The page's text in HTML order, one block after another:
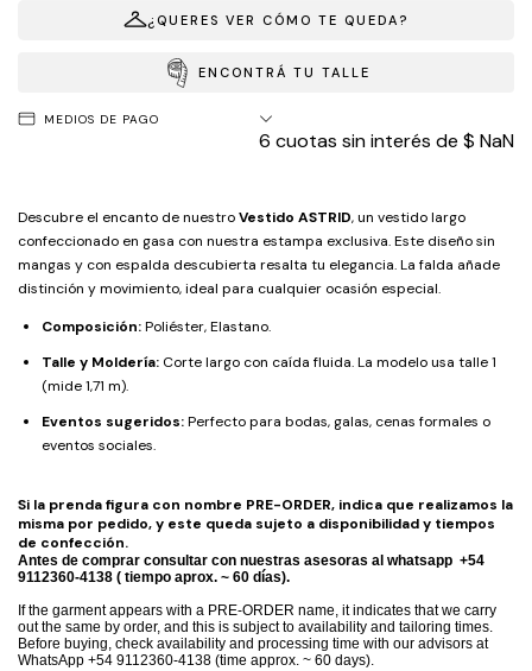
¿QUERES VER CÓMO TE QUEDA?
ENCONTRÁ TU TALLE
MEDIOS DE PAGO
6 cuotas sin interés de $ NaN
Descubre el encanto de nuestroVestido ASTRID, un vestido largo
confeccionado en gasa con nuestra estampa exclusiva. Este diseño sin
mangas y con espalda descubierta resalta tu elegancia. La falda añade
distinción y movimiento, ideal para cualquier ocasión especial.
Composición:Poliéster, Elastano.
Talle y Moldería: Corte largo con caída fluida. La modelo usa talle 1
(mide 1,71 m).
Eventos sugeridos:Perfecto para bodas, galas, cenas formales o
eventos sociales.
Si la prenda figura con nombre PRE-ORDER, indica que realizamos la
misma por pedido, y este queda sujeto a disponibilidad y tiempos
de confección.
Antes de comprar consultar con nuestras asesoras al whatsapp +54
9112360-4138 ( tiempo aprox. ~ 60 días).
If the garment appears with a PRE-ORDER name, it indicates that we carry
out the same by order, and this is subject to availability and tailoring times.
Before buying, check availability and processing time with our advisors at
WhatsApp +54 9112360-4138 (time approx. ~ 60 days).